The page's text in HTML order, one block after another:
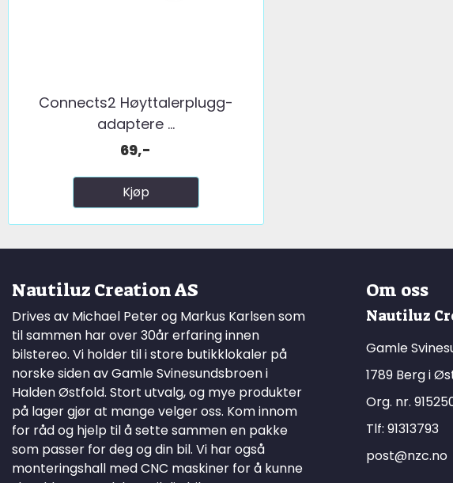
Connects2 Høyttalerplugg-
adaptere ...
69,-
Kjøp
Nautiluz Creation AS
Drives av Michael Peter og Markus Karlsen som
til sammen har over 30år erfaring innen
bilstereo. Vi holder til i store butikklokaler på
norske siden av Gamle Svinesundsbroen i
Halden Østfold. Stort utvalg, og mye produkter
på lager gjør at mange velger oss. Kom innom
for råd og hjelp til å sette sammen en pakke
som passer for deg og din bil. Vi har også
monteringshall med CNC maskiner for å kunne
Om oss
Nautiluz
Gamle
1789 Berg i
Org. nr.
Tlf: 91313793
post@nzc.no